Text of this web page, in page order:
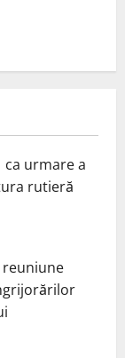
ca urmare a
rutieră
reuniune